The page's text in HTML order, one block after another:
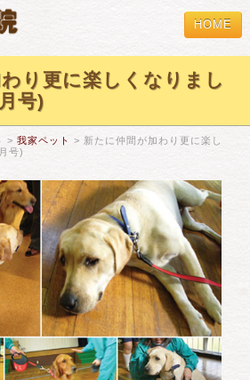
HOME
り更に楽しくなりまし
号)
>我家ペット > 新たに仲間が加わり更に楽し
号)